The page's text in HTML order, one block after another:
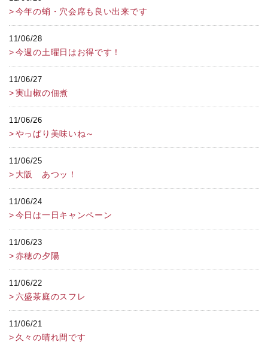
今年の蛸・穴会席も良い出来です
11/06/28
今週の土曜日はお得です！
11/06/27
実山椒の佃煮
11/06/26
やっぱり美味いね～
11/06/25
大阪 あつッ！
11/06/24
今日は一日キャンペーン
11/06/23
赤穂の夕陽
11/06/22
六盛茶庭のスフレ
11/06/21
久々の晴れ間です